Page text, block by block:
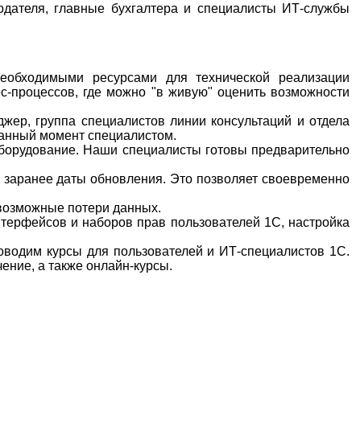
главные бухгалтера и специалисты ИТ-службы
ресурсами для технической реализации
процессов, где можно "в живую" оценить возможности
группа специалистов линии консультаций и отдела
момент специалистом.
Наши специалисты готовы предварительно
даты обновления. Это позволяет своевременно
потери данных.
и наборов прав пользователей 1С, настройка
курсы для пользователей и ИТ-специалистов 1С.
а также онлайн-курсы.